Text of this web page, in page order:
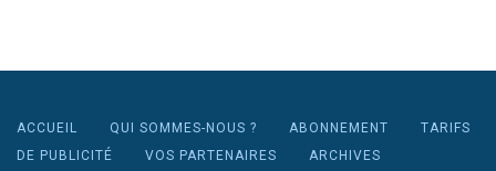
ACCUEIL QUI SOMMES-NOUS ? ABONNEMENT
TARIFS
DE PUBLICITÉ
VOS PARTENAIRES ARCHIVES